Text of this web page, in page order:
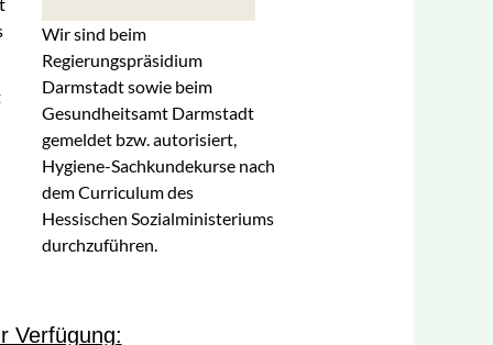
Wir sind beim
Regierungspräsidium
Darmstadt sowie beim
Gesundheitsamt Darmstadt
gemeldet bzw. autorisiert,
Hygiene-Sachkundekurse nach
dem Curriculum des
Hessischen Sozialministeriums
durchzuführen.
Verfügung: